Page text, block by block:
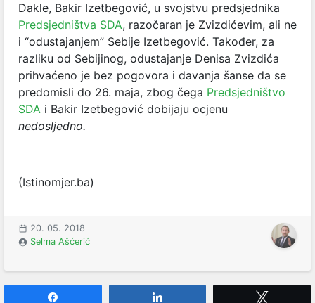
Dakle, Bakir Izetbegović, u svojstvu predsjednika
Predsjedništva SDA, razočaran je Zvizdićevim, ali ne
i “odustajanjem” Sebije Izetbegović. Također, za
razliku od Sebijinog, odustajanje Denisa Zvizdića
prihvaćeno je bez pogovora i davanja šanse da se
predomisli do 26. maja, zbog čega Predsjedništvo
SDA i Bakir Izetbegović dobijaju ocjenu
nedosljedno.
(Istinomjer.ba)
20. 05. 2018
Selma Ašćerić